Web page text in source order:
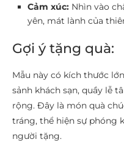
Cảm xúc: Nhìn vào
yên, mát lành của
Gợi ý tặng quà:
Mẫu này có kích thước
sảnh khách sạn, quầy lễ
rộng. Đây là món quà
tráng, thể hiện sự phóng
người tặng.